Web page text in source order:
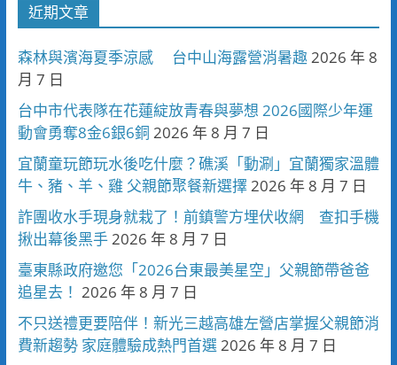
近期文章
森林與濱海夏季涼感 台中山海露營消暑趣2026 年 8
月 7 日
台中市代表隊在花蓮綻放青春與夢想 2026國際少年運
動會勇奪8金6銀6銅 2026 年 8 月 7 日
宜蘭童玩節玩水後吃什麼？礁溪「動涮」宜蘭獨家溫體
牛、豬、羊、雞 父親節聚餐新選擇2026 年 8 月 7 日
詐團收水手現身就栽了！前鎮警方埋伏收網 查扣手機
揪出幕後黑手2026 年 8 月 7 日
臺東縣政府邀您「2026台東最美星空」父親節帶爸爸
追星去！ 2026 年 8 月 7 日
不只送禮更要陪伴！新光三越高雄左營店掌握父親節消
費新趨勢 家庭體驗成熱門首選2026 年 8 月 7 日